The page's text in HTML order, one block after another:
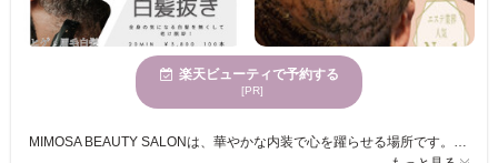
楽天ビューティで予約する
[PR]
MIMOSA BEAUTY SALONは、華やかな内装で心を躍らせる場所です。個室完備で、ストレスを解消できる空間の中でリラックスした時間をお過ごしいただけます。こちらのサロンでは、一人のオーナーが全ての施術を丁寧に対応しており、マンツーマンのカウンセリングと施術でお客様の夢に近づけます。また、豊富なメニューには脱毛、マッサージ、眉毛ケア、エステがあり、一度に複数の施術が可能です。メンズ料金がないため追加料金なしで安心してご利用できます。幅広い年齢層の方々にご利用いただけ、プライベートな空間は子連れの方も歓迎しており、バリアフリーでどなたでも安心してお越しいただける施設です。多様なニーズに対応したMIMOSA BEAUTY SALONで、あなたの美しさを最大限に引き出し、新しい自分を発見してください。